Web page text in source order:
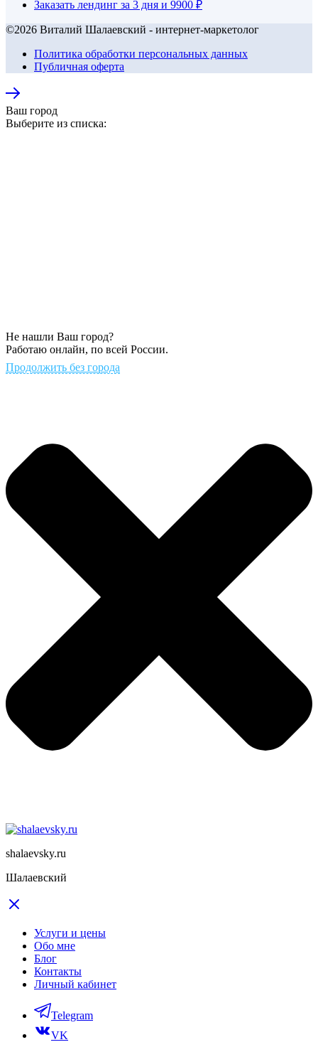
Заказать лендинг за 3 дня и 9900 ₽
©2026 Виталий Шалаевский - интернет-маркетолог
Политика обработки персональных данных
Публичная оферта
Ваш город
Выберите из списка:
Не нашли Ваш город?
Работаю онлайн, по всей России.
Продолжить без города
shalaevsky.ru
Шалаевский
Услуги и цены
Обо мне
Блог
Контакты
Личный кабинет
Telegram
VK